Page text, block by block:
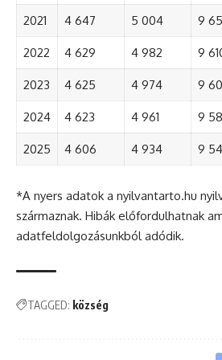
2021 4 647 5 004 9
2022 4 629 4 982 9
2023 4 625 4 974 9
2024 4 623 4 961 9
2025 4 606 4 934 9
*A nyers adatok a nyilvantarto.hu
származnak. Hibák előfordulhatnak
adatfeldolgozásunkból adódik.
TAGGED: község